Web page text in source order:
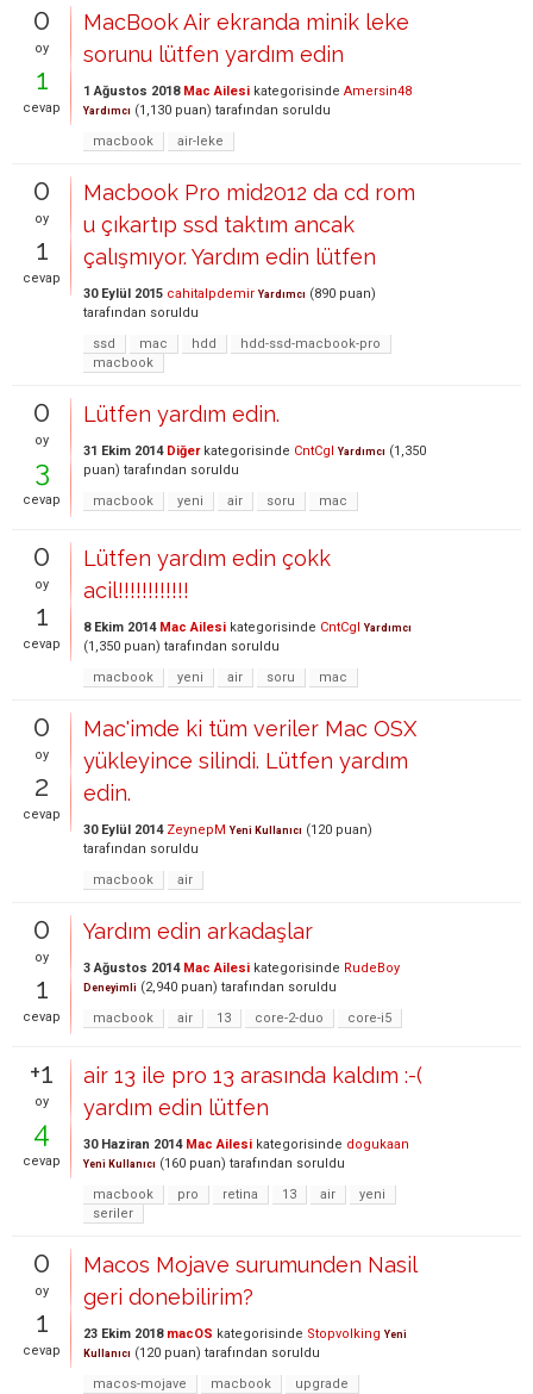
0
oy
1
cevap
MacBook Air ekranda minik leke
sorunu lütfen yardım edin
1 Ağustos 2018 Mac Ailesi kategorisinde Amersin48
Yardımcı (1,130 puan) tarafından soruldu
macbook
air-leke
0
oy
1
cevap
Macbook Pro mid2012 da cd rom
u çıkartıp ssd taktım ancak
çalışmıyor. Yardım edin lütfen
30 Eylül 2015 cahitalpdemir Yardımcı (890 puan)
tarafından soruldu
ssd
mac hdd
hdd-ssd-macbook-pro
macbook
0
oy
3
cevap
Lütfen yardım edin.
31 Ekim 2014 Diğerkategorisinde CntCgl Yardımcı (1,350
puan) tarafından soruldu
macbook
yeni air soru mac
0
oy
1
cevap
Lütfen yardım edin çokk
acil!!!!!!!!!!!!
8 Ekim 2014 Mac Ailesi kategorisinde CntCgl Yardımcı
(1,350 puan) tarafından soruldu
macbook
yeni air soru mac
0
oy
2
cevap
Mac'imde ki tüm veriler Mac OSX
yükleyince silindi. Lütfen yardım
edin.
30 Eylül 2014 ZeynepM Yeni Kullanıcı (120 puan)
tarafından soruldu
macbook
air
0
oy
1
cevap
Yardım edin arkadaşlar
3 Ağustos 2014 Mac Ailesi kategorisinde RudeBoy
Deneyimli (2,940 puan) tarafından soruldu
macbook
air 13 core-2-duo core-i5
+1
oy
4
cevap
air 13 ile pro 13 arasında kaldım :-(
yardım edin lütfen
30 Haziran 2014 Mac Ailesi kategorisinde dogukaan
Yeni Kullanıcı (160 puan) tarafından soruldu
macbook
pro retina 13 air
yeni
seriler
0
oy
1
cevap
Macos Mojave surumunden Nasil
geri donebilirim?
23 Ekim 2018 macOS kategorisinde Stopvolking Yeni
Kullanıcı (120 puan) tarafından soruldu
macos-mojave
macbook
upgrade